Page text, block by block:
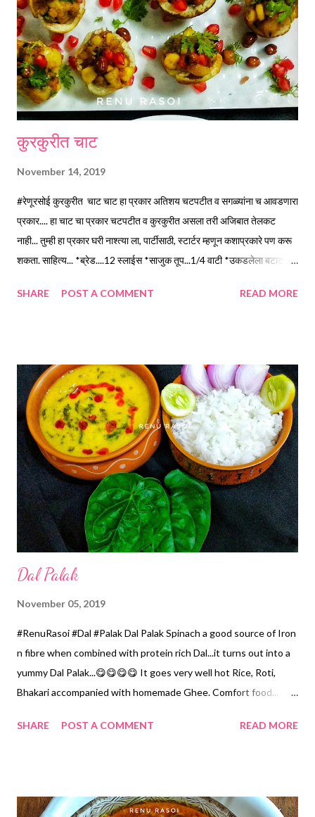
splutter, switch off the gas. Add Curry Leaves. *Pour this over
the chutney. Cover with the lid immediately to infuse the
flavours. Remove the lid, mix properly. *Serve with Idli, Dosa or
in regular Meals. Note... 1)You can use dry...
कुरकुरीत चाट
November 14, 2019
#रेणूरसोई कुरकुरीत चाट चाट हा प्रकार अतिशय चटपटीत व सगळ्यांना च आवडणारा
प्रकार.... हा चाट चा प्रकार चटपटीत व कुरकुरीत असला तरी अजिबात तेलकट
नाही... तुम्ही हा प्रकार घरी नाश्त्या ला, पार्टीसाठी, स्टार्टर म्हणून कशाप्रकारे पण करू
शकता. साहित्य... *ब्रेड....12 स्लाईस *साजुक तूप...1/4 वाटी *उकडलेला बटाटा...
*शेंगदाणे...एक टिस्पून तेलात कुरकुरीत होईपर्यंत परतून...1/2 वाटी *डाळींब
घालून, ब्रेड चे गोल तुकडे छान दाबुन बसला, मंद आचेवर कुरकुरीत होईपर्यंत अथवा
खालुन गुलाबी रंगावर भाजून घ्या. किंवा *ब्रेडचे तुकडे करुन, तव्यावर दोन्ही बाजूंनी तुप
लावून कुरकुरीत होईपर्यंत भाजून घ्या. *उकडलेल्या बटाट्याच्या फोडी, कांदा,
स्विटकॉर्न, तळलेले शेंगदाणे, मसाला, कोथिंबीर व चिंचेची चटणी ...
SHARE POST A COMMENT READ MORE
Dal Palak
November 05, 2019
#RenuRasoi #Dal #Palak Dal Palak Spinach a good source of Iron
n fibre when combined with protein rich Dal...it turns out into a
yummy Dal Palak...😋😋😋😋 It goes very well hot Rice, Roti,
Bhakari accompanied with homemade Ghee. Comfort food...
*Water...3 Cups for cooking *Turmeric Powder... 1/4 tsp Method
for 10 minutes. * Switch off the gas, let it cool. *Open the lid,
SHARE POST A COMMENT READ MORE